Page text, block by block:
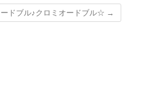
ドブル♪クロミオードブル☆ →